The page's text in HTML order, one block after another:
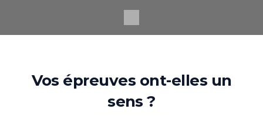
Vos épreuves ont-elles un
sens ?